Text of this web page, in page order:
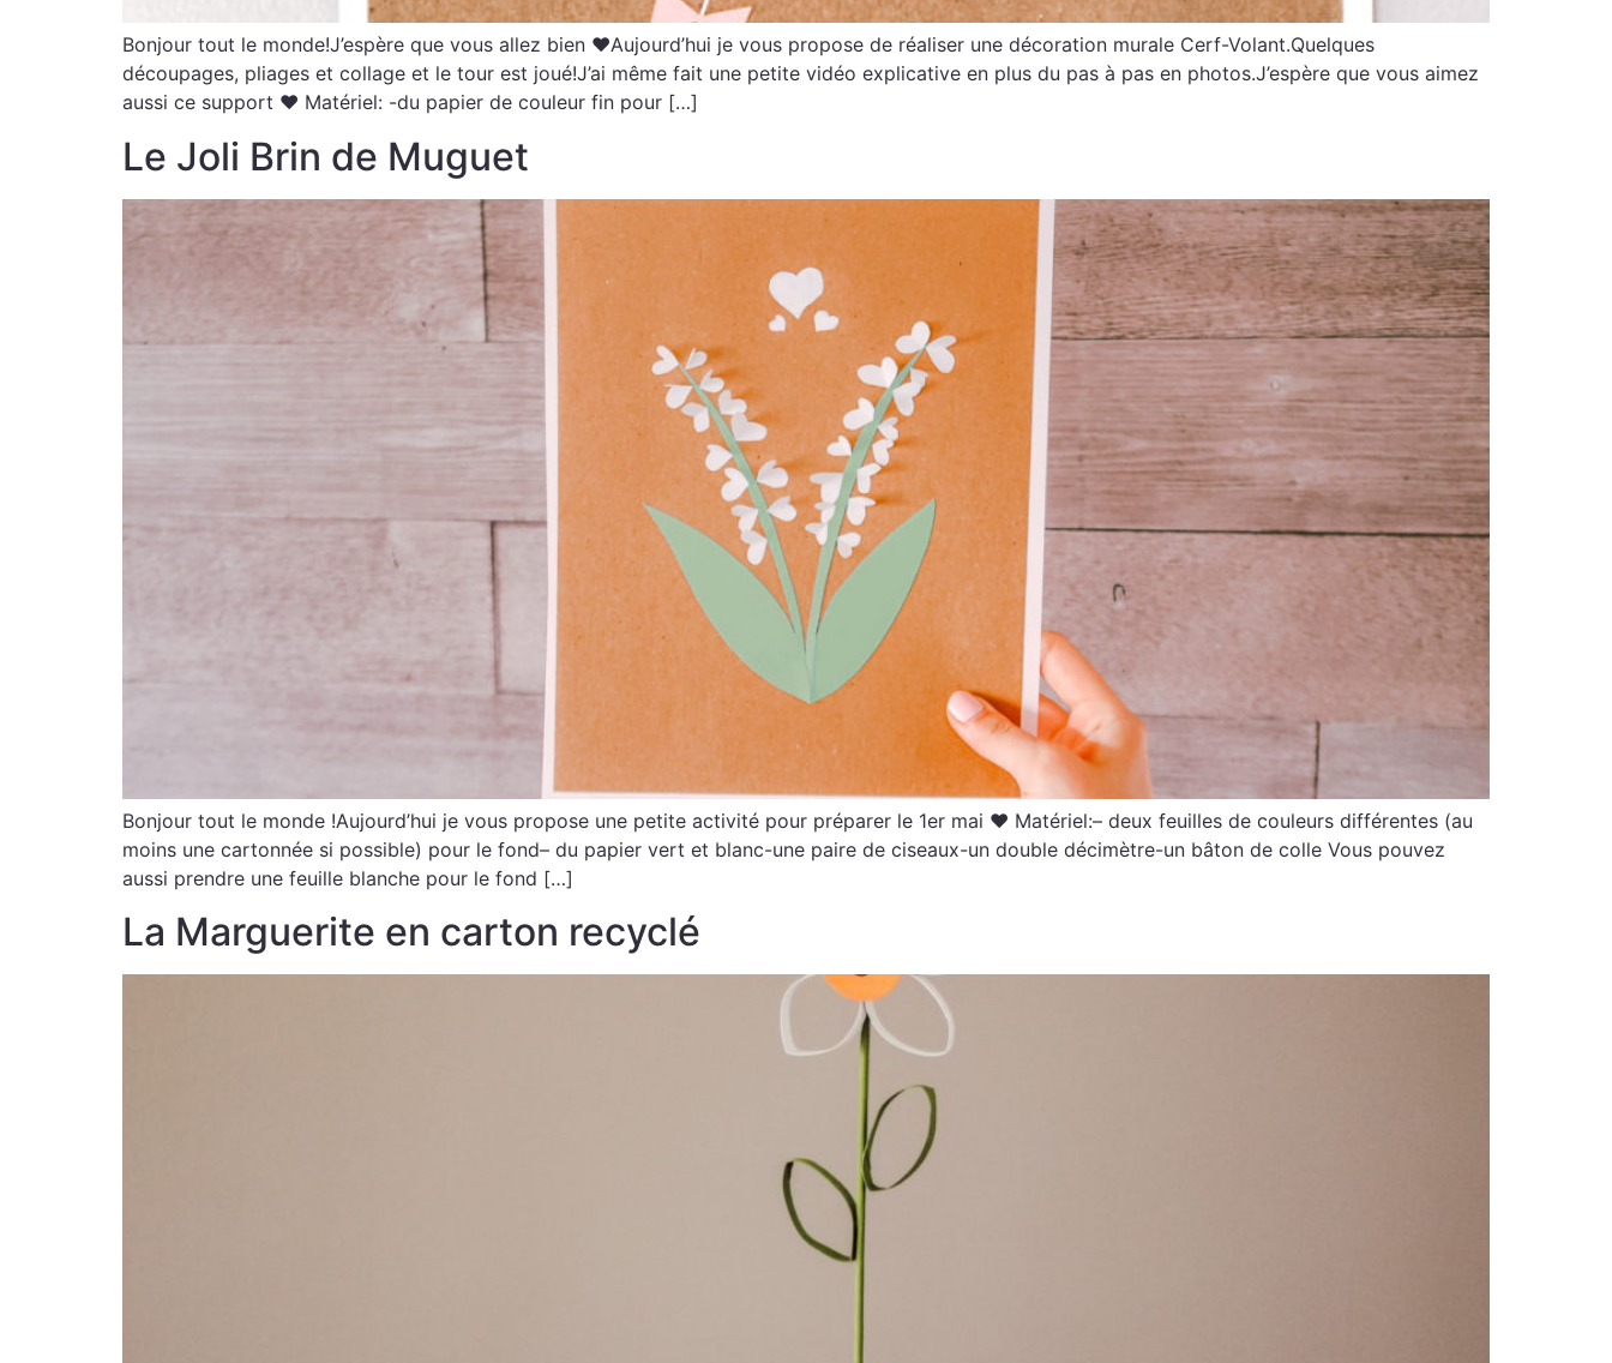
Bonjour tout le monde!J’espère que vous allez bien ♥Aujourd’hui je vous propose de réaliser une décoration murale Cerf-Volant.Quelques
découpages, pliages et collage et le tour est joué!J’ai même fait une petite vidéo explicative en plus du pas à pas en photos.J’espère que vous aimez
aussi ce support ♥ Matériel: -du papier de couleur fin pour […]
Le Joli Brin de Muguet
Bonjour tout le monde !Aujourd’hui je vous propose une petite activité pour préparer le 1er mai ♥ Matériel:– deux feuilles de couleurs différentes (au
moins une cartonnée si possible) pour le fond– du papier vert et blanc-une paire de ciseaux-un double décimètre-un bâton de colle Vous pouvez
aussi prendre une feuille blanche pour le fond […]
La Marguerite en carton recyclé